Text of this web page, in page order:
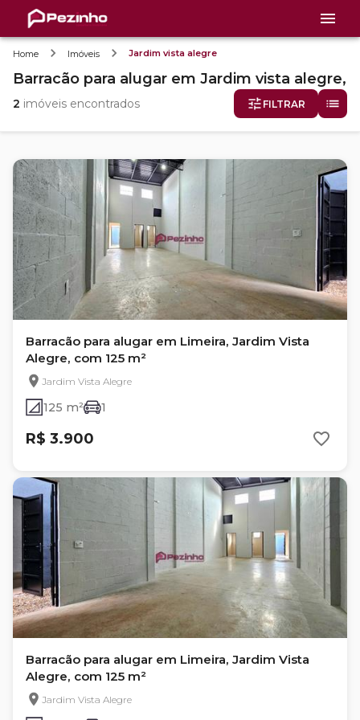
Home Imóveis Jardim vista alegre
Barracão para alugar em Jardim vista alegre,
2 imóveis encontrados FILTRAR
Barracão para alugar em Limeira, Jardim Vista
Alegre, com 125 m²
Jardim Vista Alegre
125 m² 1
R$ 3.900
Barracão para alugar em Limeira, Jardim Vista
Alegre, com 125 m²
Jardim Vista Alegre